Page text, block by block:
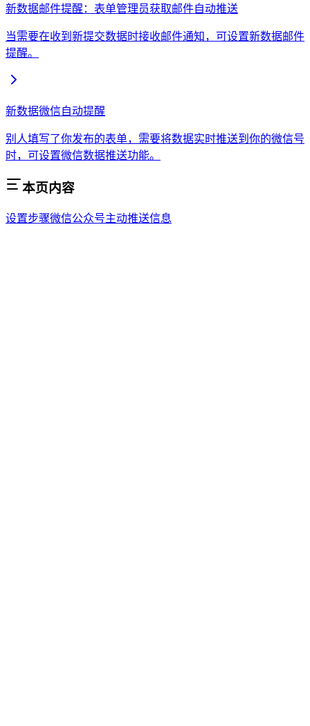
新数据邮件提醒：表单管理员获取邮件自动推送
当需要在收到新提交数据时接收邮件通知，可设置新数据邮件
提醒。
新数据微信自动提醒
别人填写了你发布的表单，需要将数据实时推送到你的微信号
时，可设置微信数据推送功能。
本页内容
设置步骤微信公众号主动推送信息